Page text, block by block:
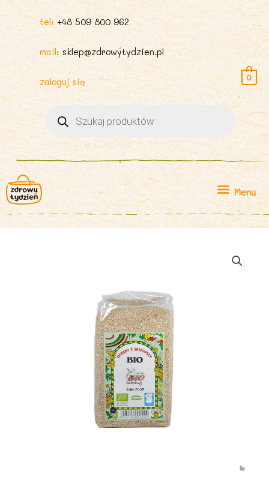
tel: +48 509 800 962
mail: sklep@zdrowytydzien.pl
zaloguj się
produktów
0
Menu
Menu